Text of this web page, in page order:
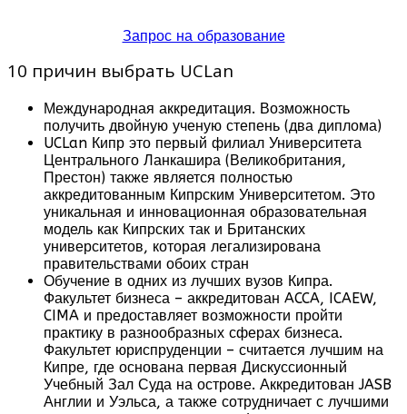
Запрос на образование
10 причин выбрать UCLan
Международная аккредитация. Возможность
получить двойную ученую степень (два диплома)
UCLan Кипр это первый филиал Университета
Центрального Ланкашира (Великобритания,
Престон) также является полностью
аккредитованным Кипрским Университетом. Это
уникальная и инновационная образовательная
модель как Кипрских так и Британских
университетов, которая легализирована
правительствами обоих стран
Обучение в одних из лучших вузов Кипра.
Факультет бизнеса – аккредитован ACCA, ICAEW,
CIMA и предоставляет возможности пройти
практику в разнообразных сферах бизнеса.
Факультет юриспруденции – считается лучшим на
Кипре, где основана первая Дискуссионный
Учебный Зал Суда на острове. Аккредитован JASB
Англии и Уэльса, а также сотрудничает с лучшими